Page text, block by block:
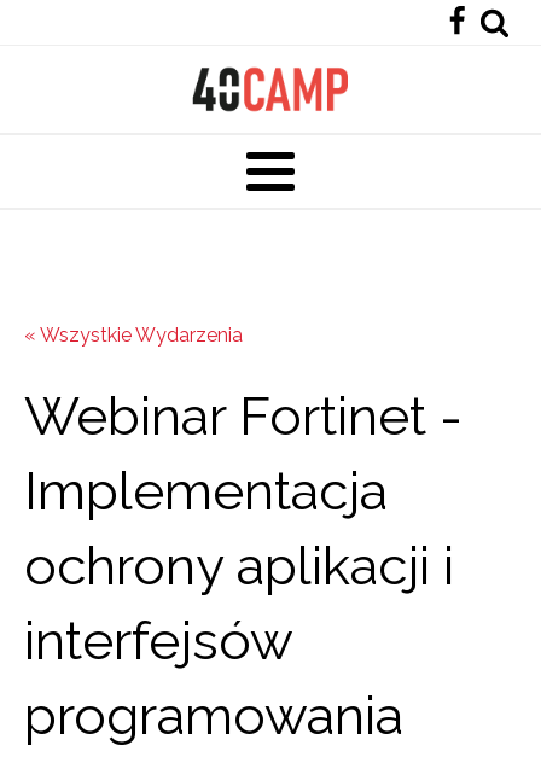
« Wszystkie Wydarzenia
Webinar Fortinet -
Implementacja
ochrony aplikacji i
interfejsów
programowania